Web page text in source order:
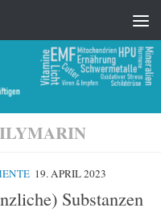
19. APRIL 2023
Substanzen